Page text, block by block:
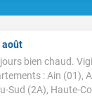
août
bien chaud.
: Ain (01),
Sud (2A), Haute-